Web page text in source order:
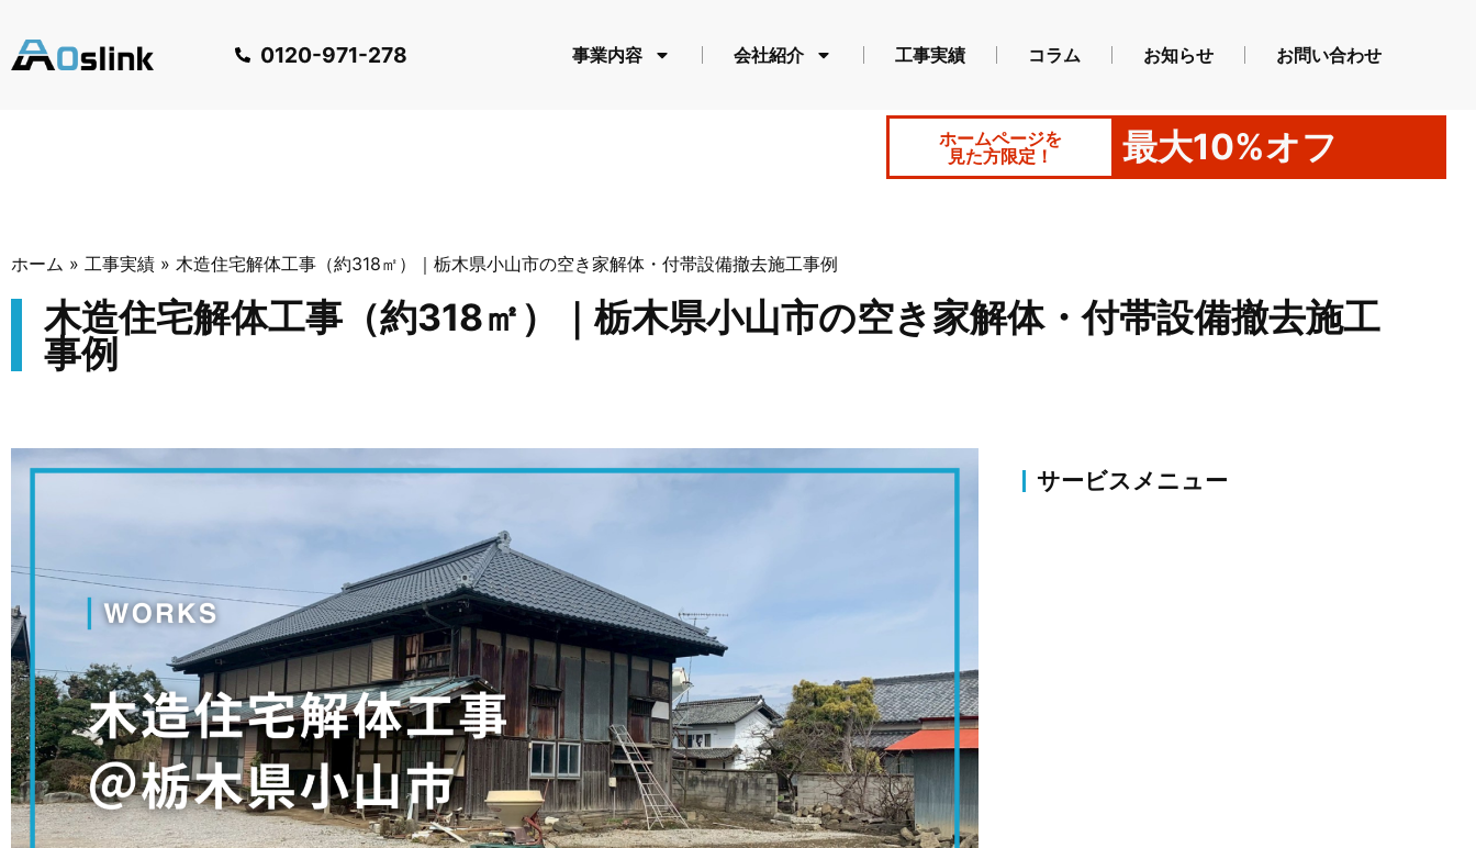
0120-971-278 事業内容 会社紹介 工事実績 コラム お知らせ お問い合わせ
ホームページを
見た方限定！
最大10%オフ
ホーム » 工事実績 » 木造住宅解体工事（約318㎡）｜栃木県小山市の空き家解体・付帯設備撤去施工事例
木造住宅解体工事（約318㎡）｜栃木県小山市の空き家解体・付帯設備撤去施工
事例
サービスメニュー